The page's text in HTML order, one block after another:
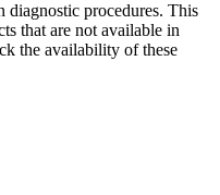
diagnostic procedures. This
that are not available in
the availability of these